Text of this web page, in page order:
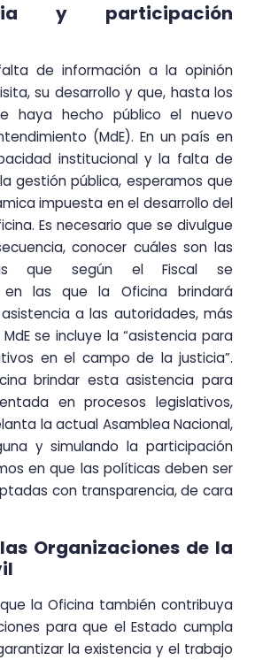
y participación
de información a la opinión
su desarrollo y que, hasta los
haya hecho público el nuevo
(MdE). En un país en
institucional y la falta de
gestión pública, esperamos que
impuesta en el desarrollo del
Es necesario que se divulgue
conocer cuáles son las
que según el Fiscal se
en las que la Oficina brindará
a las autoridades, más
se incluye la “asistencia para
en el campo de la justicia”.
brindar esta asistencia para
en procesos legislativos,
la actual Asamblea Nacional,
y simulando la participación
en que las políticas deben ser
con transparencia, de cara
Organizaciones de la
la Oficina también contribuya
para que el Estado cumpla
la existencia y el trabajo